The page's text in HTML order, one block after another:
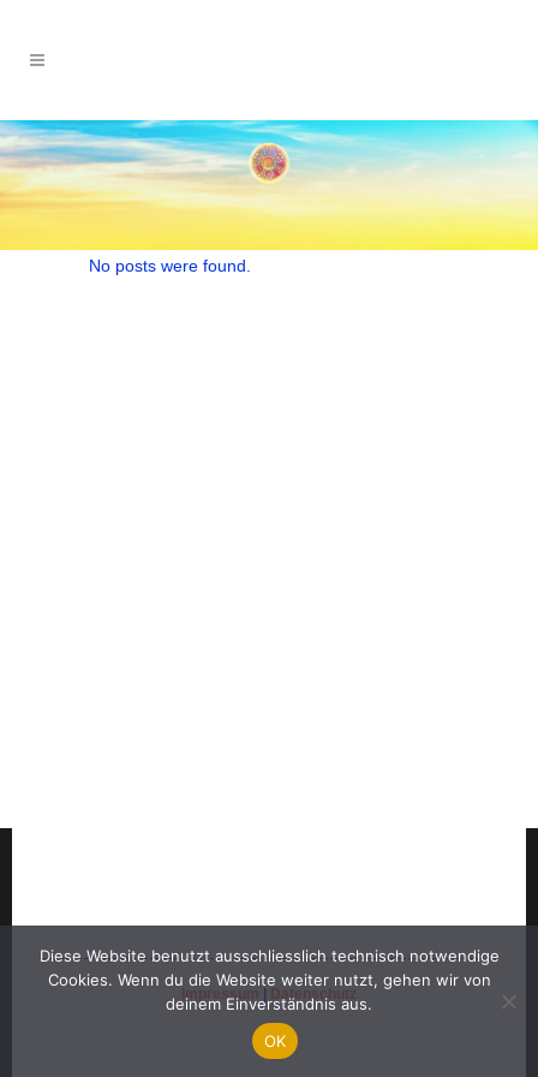
No posts were found.
Impressum Datenschutz
Diese Website benutzt ausschliesslich technisch notwendige
Cookies. Wenn du die Website weiter nutzt, gehen wir von
deinem Einverständnis aus.
OK